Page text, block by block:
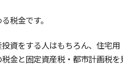
税金です。
資をする人はもちろん、住宅
金と固定資産税・都市計画税を